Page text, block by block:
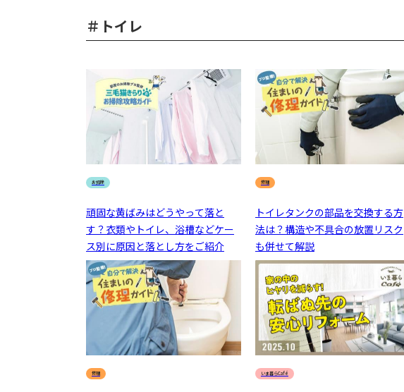
＃トイレ
お掃除
頑固な黄ばみはどうやって落と
す？衣類やトイレ、浴槽などケー
ス別に原因と落とし方をご紹介
修理
トイレタンクの部品を交換する方
法は？構造や不具合の放置リスク
も併せて解説
修理 いま暮らCafé